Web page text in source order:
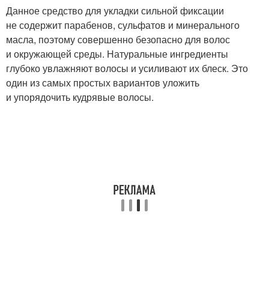
Данное средство для укладки сильной фиксации
не содержит парабенов, сульфатов и минерального
масла, поэтому совершенно безопасно для волос
и окружающей среды. Натуральные ингредиенты
глубоко увлажняют волосы и усиливают их блеск. Это
один из самых простых вариантов уложить
и упорядочить кудрявые волосы.